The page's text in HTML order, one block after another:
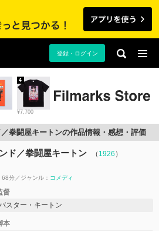
登録・ログイン
¥7,700
4
拳闘屋キートンの作品情報・感想・評価
ド／拳闘屋キートン （ 1926 ）
68分 ジャンル： コメディ
督
バスター・キートン
本